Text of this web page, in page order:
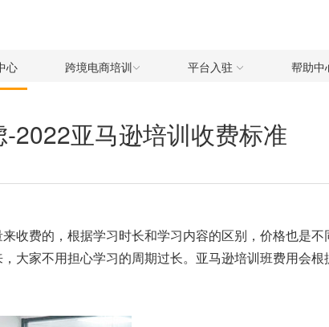
心 跨境电商培训 平台入驻 帮助中
2022亚马逊培训收费标准
收费的，根据学习时长和学习内容的区别，价格也是
大家不用担心学习的周期过长。亚马逊培训班费用会